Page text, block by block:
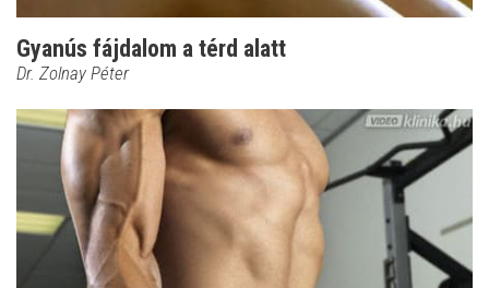
Gyanús fájdalom a térd alatt
Dr. Zolnay Péter